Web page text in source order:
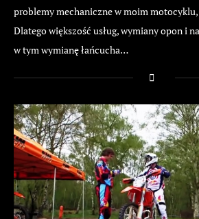
problemy mechaniczne w moim
Dlatego większość usług, wymiany opon i
w tym wymianę łańcucha…